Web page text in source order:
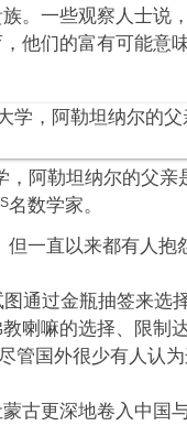
。一些观察人士说
他们的富有可能意
，阿勒坦纳尔的父亲
名数学家。
但一直以来都有人抱
通过金瓶抽签来选
喇嘛的选择、限制
管国外很少有人认
古更深地卷入中国